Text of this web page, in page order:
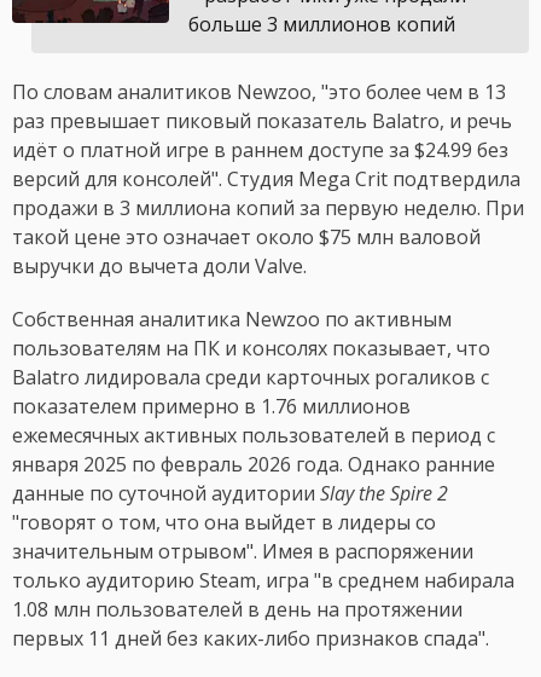
больше 3 миллионов копий
По словам аналитиков Newzoo, "это более чем в 13
раз превышает пиковый показатель Balatro, и речь
идёт о платной игре в раннем доступе за $24.99 без
версий для консолей". Студия Mega Crit подтвердила
продажи в 3 миллиона копий за первую неделю. При
такой цене это означает около $75 млн валовой
выручки до вычета доли Valve.
Собственная аналитика Newzoo по активным
пользователям на ПК и консолях показывает, что
Balatro лидировала среди карточных рогаликов с
показателем примерно в 1.76 миллионов
ежемесячных активных пользователей в период с
января 2025 по февраль 2026 года. Однако ранние
данные по суточной аудитории Slay the Spire 2
"говорят о том, что она выйдет в лидеры со
значительным отрывом". Имея в распоряжении
только аудиторию Steam, игра "в среднем набирала
1.08 млн пользователей в день на протяжении
первых 11 дней без каких-либо признаков спада".